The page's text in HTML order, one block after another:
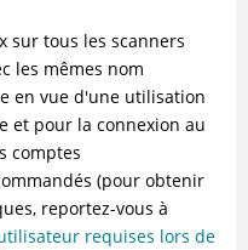
sur tous les scanners
les mêmes nom
en vue d'une utilisation
et pour la connexion au
comptes
(pour obtenir
reportez-vous à
requises lors de